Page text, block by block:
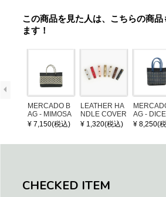
この商品を見た人は、こちらの商
ます！
MERCADO B
AG - MIMOSA
- Black / Crea
¥ 7,150(税込)
LEATHER HA
NDLE COVER
¥ 1,320(税込)
AG -
OSAIC -
¥ 8,250(
CHECKED ITEM